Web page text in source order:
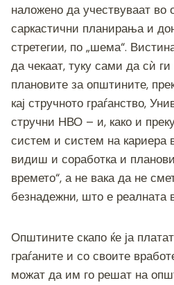
наложено да учествуваат во
саркастични планирања и
стретегии, по „шема“.
да чекаат, туку сами да сѝ
плановите за општините,
кај стручното граѓанство,
стручни НВО – и, како и
систем и систем на кариера
видиш и соработка и
времето“, а не вака да не
безнадежни, што е реалната
Општините скапо ќе ја
граѓаните и со своите
можат да им го решат на